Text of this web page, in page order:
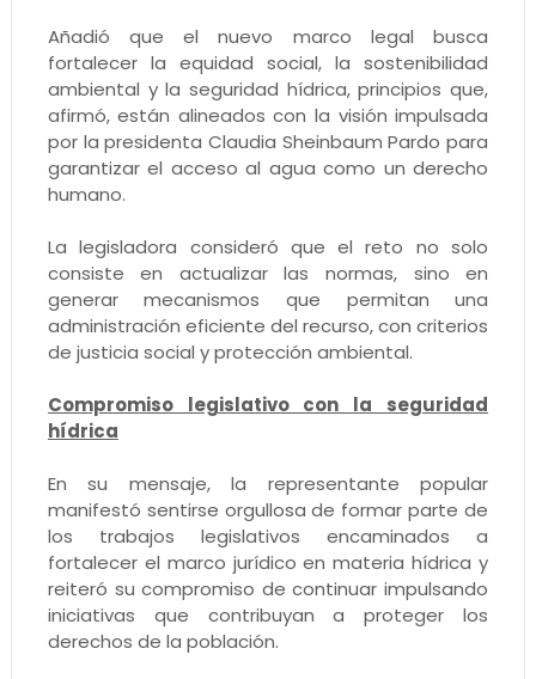
Añadió que el nuevo marco legal busca
fortalecer la equidad social, la sostenibilidad
ambiental y la seguridad hídrica, principios que,
afirmó, están alineados con la visión impulsada
por la presidenta Claudia Sheinbaum Pardo para
garantizar el acceso al agua como un derecho
humano.
La legisladora consideró que el reto no solo
consiste en actualizar las normas, sino en
generar mecanismos que permitan una
administración eficiente del recurso, con criterios
de justicia social y protección ambiental.
Compromiso legislativo con la seguridad
hídrica
En su mensaje, la representante popular
manifestó sentirse orgullosa de formar parte de
los trabajos legislativos encaminados a
fortalecer el marco jurídico en materia hídrica y
reiteró su compromiso de continuar impulsando
iniciativas que contribuyan a proteger los
derechos de la población.